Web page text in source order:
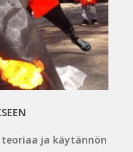
ja käytännön